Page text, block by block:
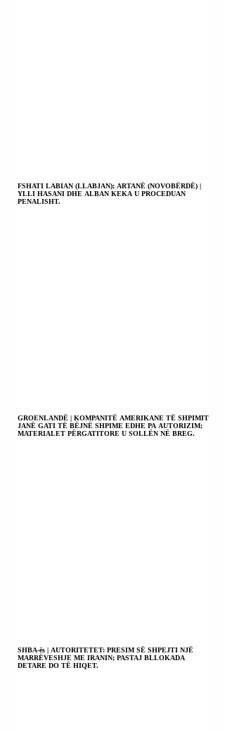
FSHATI LABIAN (LLABJAN); ARTANË (NOVOBËRDË) |
YLLI HASANI DHE ALBAN KEKA U PROCEDUAN
PENALISHT.
GROENLANDË | KOMPANITË AMERIKANE TË SHPIMIT
JANË GATI TË BËJNË SHPIME EDHE PA AUTORIZIM;
MATERIALET PËRGATITORE U SOLLËN NË BREG.
SHBA-ës | AUTORITETET: PRESIM SË SHPEJTI NJË
MARRËVESHJE ME IRANIN; PASTAJ BLLOKADA
DETARE DO TË HIQET.